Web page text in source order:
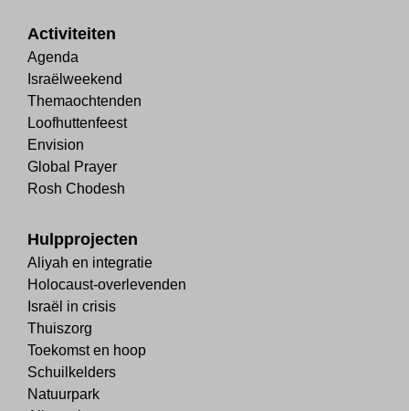
Activiteiten
Agenda
Israëlweekend
Themaochtenden
Loofhuttenfeest
Envision
Global Prayer
Rosh Chodesh
Hulpprojecten
Aliyah en integratie
Holocaust-overlevenden
Israël in crisis
Thuiszorg
Toekomst en hoop
Schuilkelders
Natuurpark